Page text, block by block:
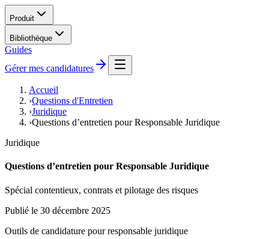
Produit
Bibliothèque
Guides
Gérer mes candidatures
Accueil
›Questions d'Entretien
›Juridique
›Questions d’entretien pour Responsable Juridique
Juridique
Questions d’entretien pour Responsable Juridique
Spécial contentieux, contrats et pilotage des risques
Publié le 30 décembre 2025
Outils de candidature pourresponsable juridique